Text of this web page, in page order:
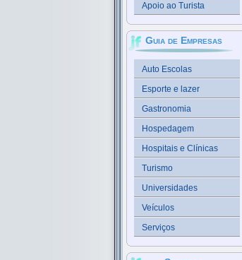
Apoio ao Turista
Guia de Empresas
Auto Escolas
Esporte e lazer
Gastronomia
Hospedagem
Hospitais e Clínicas
Turismo
Universidades
Veículos
Serviços